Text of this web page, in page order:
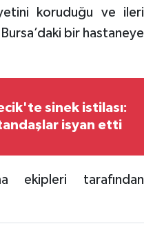
koruduğu ve ileri
bir hastaneye
sinek istilası:
isyan etti
ekipleri tarafından